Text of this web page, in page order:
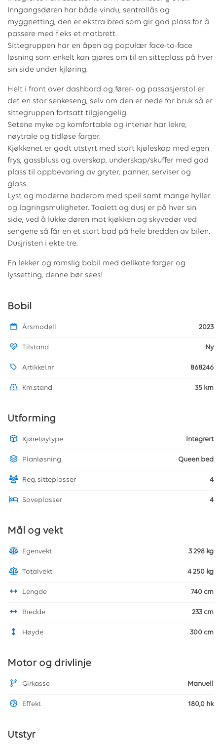
Inngangsdøren har både vindu, sentrallås og
myggnetting, den er ekstra bred som gir god plass for å
passere med f.eks et matbrett.
Sittegruppen har en åpen og populær face-to-face
løsning som enkelt kan gjøres om til en sitteplass på hver
sin side under kjløring.
Helt i front over dashbord og fører- og passasjerstol er
det en stor senkeseng, selv om den er nede for bruk så er
sittegruppen fortsatt tilgjengelig.
Setene myke og komfortable og interiør har lekre,
nøytrale og tidløse farger.
Kjøkkenet er godt utstyrt med stort kjøleskap med egen
frys, gassbluss og overskap, underskap/skuffer med god
plass til oppbevaring av gryter, panner, serviser og
glass.
Lyst og moderne baderom med speil samt mange hyller
og lagringsmuligheter. Toalett og dusj er på hver sin
side, ved å lukke døren mot kjøkken og skyvedør ved
sengene så får en et stort bad på hele bredden av bilen.
Dusjristen i ekte tre.
En lekker og romslig bobil med delikate farger og
lyssetting, denne bør sees!
Bobil
Årsmodell 2023
Tilstand Ny
Artikkel.nr 868246
Km.stand 35 km
Utforming
Kjøretøytype Integrert
Planløsning Queen bed
Reg. sitteplasser 4
Soveplasser 4
Mål og vekt
Egenvekt 3 298 kg
Totalvekt 4 250 kg
Lengde 740 cm
Bredde 233 cm
Høyde 300 cm
Motor og drivlinje
Girkasse Manuell
Effekt 180,0 hk
Utstyr